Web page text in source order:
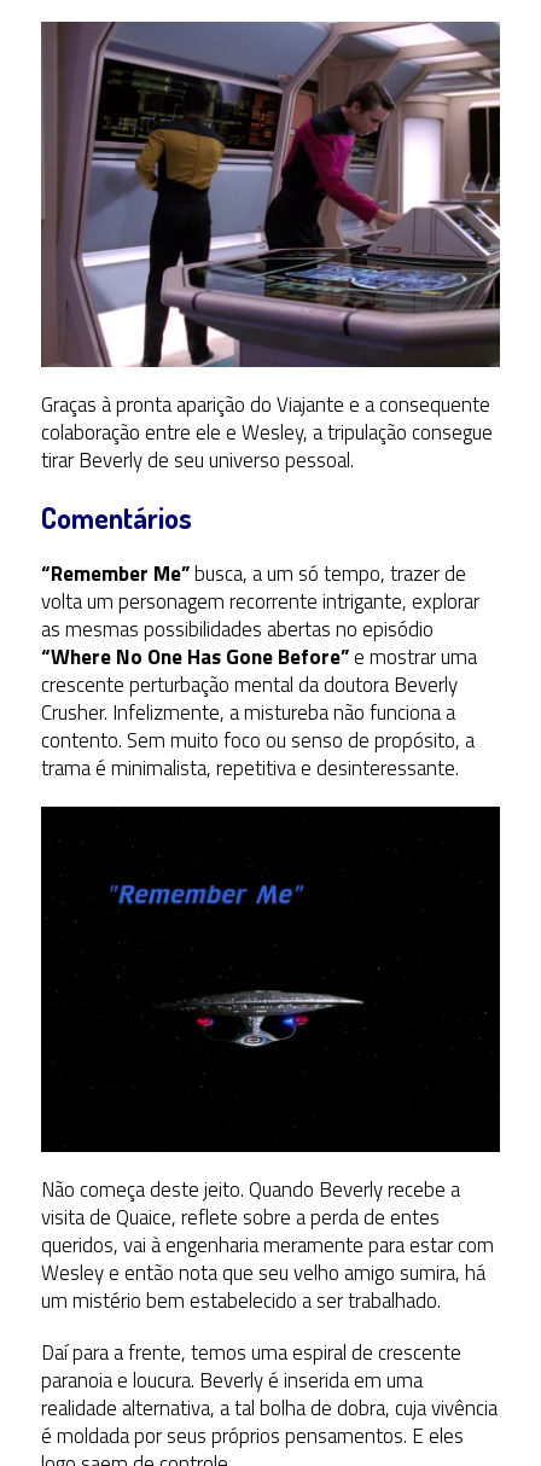
Graças à pronta aparição do Viajante e a consequente
colaboração entre ele e Wesley, a tripulação consegue
tirar Beverly de seu universo pessoal.
Comentários
“Remember Me”busca, a um só tempo, trazer de
volta um personagem recorrente intrigante, explorar
as mesmas possibilidades abertas no episódio
“Where No One Has Gone Before”e mostrar uma
crescente perturbação mental da doutora Beverly
Crusher. Infelizmente, a mistureba não funciona a
contento. Sem muito foco ou senso de propósito, a
trama é minimalista, repetitiva e desinteressante.
Não começa deste jeito. Quando Beverly recebe a
visita de Quaice, reflete sobre a perda de entes
queridos, vai à engenharia meramente para estar com
Wesley e então nota que seu velho amigo sumira, há
um mistério bem estabelecido a ser trabalhado.
Daí para a frente, temos uma espiral de crescente
paranoia e loucura. Beverly é inserida em uma
realidade alternativa, a tal bolha de dobra, cuja vivência
é moldada por seus próprios pensamentos. E eles